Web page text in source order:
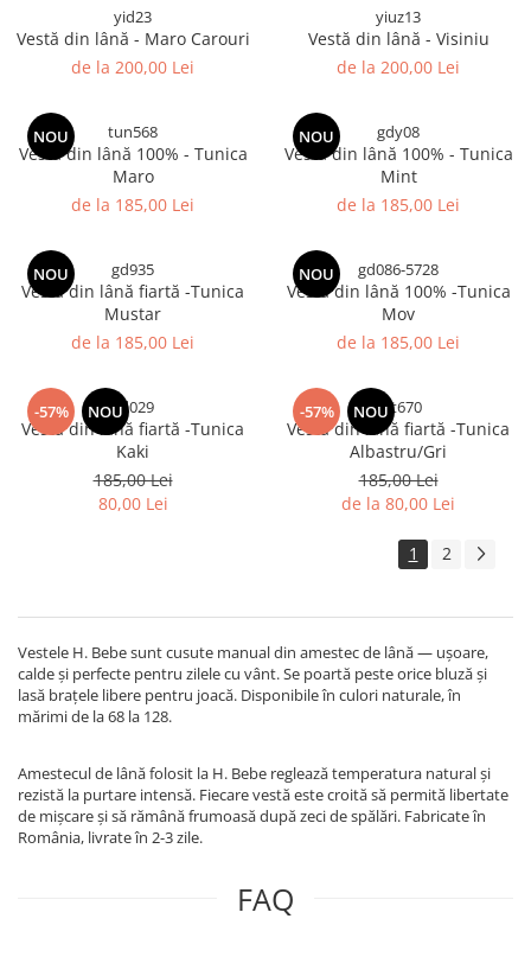
yid23
Vestă din lână - Maro Carouri
de la 200,00 Lei
yiuz13
Vestă din lână - Visiniu
de la 200,00 Lei
NOU tun568
Vestă din lână 100% - Tunica
Maro
de la 185,00 Lei
NOU gdy08
Vestă din lână 100% - Tunica
Mint
de la 185,00 Lei
NOU gd935
Vestă din lână fiartă -Tunica
Mustar
de la 185,00 Lei
NOU gd086-5728
Vestă din lână 100% -Tunica
Mov
de la 185,00 Lei
-57% NOUgd029
Vestă din lână fiartă -Tunica
Kaki
185,00 Lei
80,00 Lei
-57% NOUyyt670
Vestă din lână fiartă -Tunica
Albastru/Gri
185,00 Lei
de la 80,00 Lei
1 2
Vestele H. Bebe sunt cusute manual din amestec de lână — ușoare,
calde și perfecte pentru zilele cu vânt. Se poartă peste orice bluză și
lasă brațele libere pentru joacă. Disponibile în culori naturale, în
mărimi de la 68 la 128.
Amestecul de lână folosit la H. Bebe reglează temperatura natural și
rezistă la purtare intensă. Fiecare vestă este croită să permită libertate
de mișcare și să rămână frumoasă după zeci de spălări. Fabricate în
România, livrate în 2-3 zile.
FAQ